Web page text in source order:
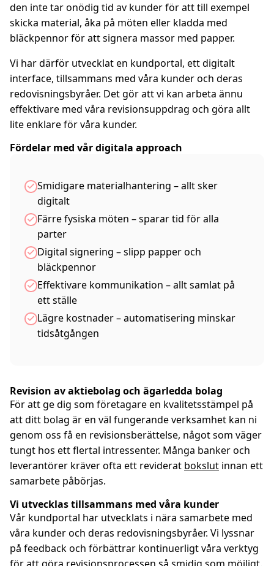
den inte tar onödig tid av kunder för att till exempel
skicka material, åka på möten eller kladda med
bläckpennor för att signera massor med papper.
Vi har därför utvecklat en kundportal, ett digitalt
interface, tillsammans med våra kunder och deras
redovisningsbyråer. Det gör att vi kan arbeta ännu
effektivare med våra revisionsuppdrag och göra allt
lite enklare för våra kunder.
Fördelar med vår digitala approach
Smidigare materialhantering – allt sker
digitalt
Färre fysiska möten – sparar tid för alla
parter
Digital signering – slipp papper och
bläckpennor
Effektivare kommunikation – allt samlat på
ett ställe
Lägre kostnader – automatisering minskar
tidsåtgången
Revision av aktiebolag och ägarledda bolag
För att ge dig som företagare en kvalitetsstämpel på
att ditt bolag är en väl fungerande verksamhet kan ni
genom oss få en revisionsberättelse, något som väger
tungt hos ett flertal intressenter. Många banker och
leverantörer kräver ofta ett reviderat bokslut innan ett
samarbete påbörjas.
Vi utvecklas tillsammans med våra kunder
Vår kundportal har utvecklats i nära samarbete med
våra kunder och deras redovisningsbyråer. Vi lyssnar
på feedback och förbättrar kontinuerligt våra verktyg